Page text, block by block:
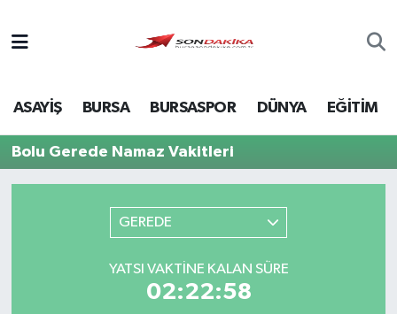
ASAYİŞ BURSA BURSASPOR DÜNYA EĞİTİM
Bolu Gerede Namaz Vakitleri
GEREDE
YATSI VAKTINE KALAN SÜRE
02:22:58
Bursa
Dünya